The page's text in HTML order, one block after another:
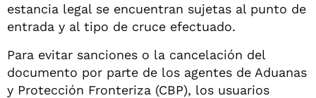
estancia legal se encuentran sujetas al punto de
entrada y al tipo de cruce efectuado.
Para evitar sanciones o la cancelación del
documento por parte de los agentes de Aduanas
y Protección Fronteriza (CBP), los usuarios